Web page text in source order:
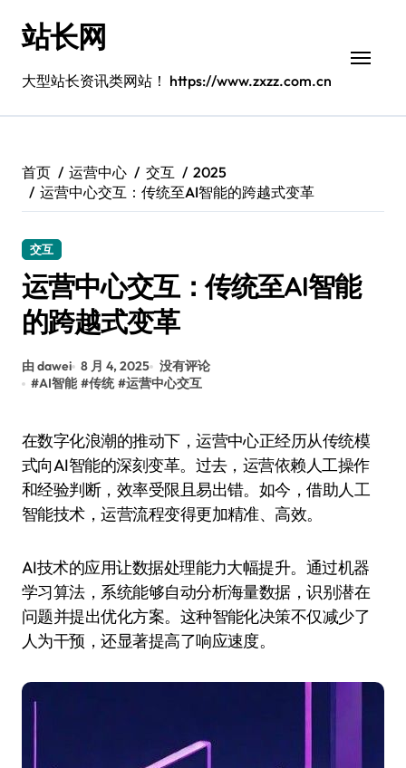
站长网
大型站长资讯类网站！ https://www.zxzz.com.cn
首页 运营中心 交互
2025
运营中心交互：传统至AI智能的跨越式变革
交互
运营中心交互：传统至AI智能
的跨越式变革
由 dawei 8 月 4, 2025 没有评论
#AI智能 #传统 #运营中心交互
在数字化浪潮的推动下，运营中心正经历从传统模
式向AI智能的深刻变革。过去，运营依赖人工操作
和经验判断，效率受限且易出错。如今，借助人工
智能技术，运营流程变得更加精准、高效。
AI技术的应用让数据处理能力大幅提升。通过机器
学习算法，系统能够自动分析海量数据，识别潜在
问题并提出优化方案。这种智能化决策不仅减少了
人为干预，还显著提高了响应速度。